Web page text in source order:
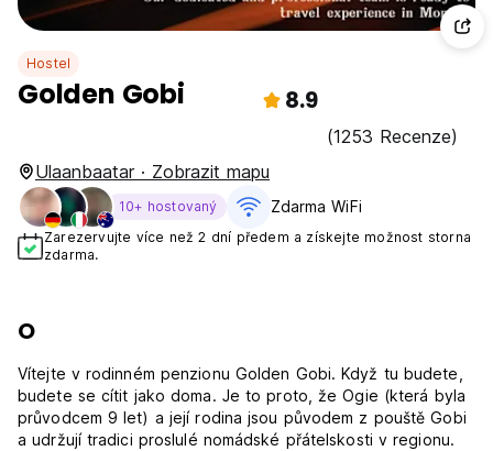
Hostel
Golden Gobi 8.9
(1253 Recenze)
Ulaanbaatar · Zobrazit mapu
10+ hostovaný Zdarma WiFi
Zarezervujte více než 2 dní předem a získejte možnost storna
zdarma.
O
Vítejte v rodinném penzionu Golden Gobi. Když tu budete,
budete se cítit jako doma. Je to proto, že Ogie (která byla
průvodcem 9 let) a její rodina jsou původem z pouště Gobi
a udržují tradici proslulé nomádské přátelskosti v regionu.